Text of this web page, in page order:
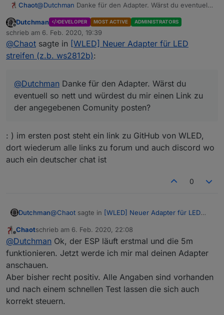
Chaot@Dutchman Danke für den Adapter. Wärst du eventuell
angegebenen Comunity posten?
Ja, ich könnte das über den Gockel finden, aber da bin
ich sicher vorher auf mindestens 10 falschen Treffern
Offline
Dutchman DEVELOPER MOST ACTIVE ADMINISTRATORS
schrieb am 6. Feb. 2020, 19:39
zuletzt editiert von
@Chaot sagte in [WLED] Neuer Adapter für LED
streifen (z.b. ws2812b):
@Dutchman Danke für den Adapter. Wärst du
eventuell so nett und würdest du mir einen Link zu
der angegebenen Comunity posten?
: ) im ersten post steht ein link zu GitHub von WLED,
dort wiederum alle links zu forum und auch discord wo
auch ein deutscher chat ist
0
Dutchman@Chaot sagte in [WLED] Neuer Adapter für LED
@ DutchmanDanke für den Adapter. Wärst du
eventuell so nett und würdest du mir einen
Link zu der angegebenen Comunity posten?
: ) im ersten post steht ein link zu GitHub von WLED,
wo auch ein deutscher chat ist
Offline
Chaotschrieb am 6. Feb. 2020, 22:08
zuletzt editiert von
@Dutchman Ok, der ESP läuft erstmal und die 5m
funktionieren. Jetzt werde ich mir mal deinen Adapter
anschauen.
Aber bisher recht positiv. Alle Angaben sind vorhanden
und nach einem schnellen Test lassen die sich auch
korrekt steuern.